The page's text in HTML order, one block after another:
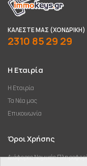
ΚΑΛΈΣΤΕ ΜΑΣ (ΧΟΝΔΡΙΚΉ)
2310 85 29 29
Η Εταιρία
Η Εταιρία
Τα Νέα μας
Επικοινωνία
Όροι Χρήσης
Διάφορες Νομικές